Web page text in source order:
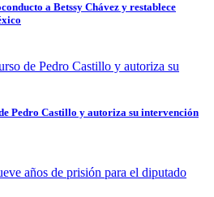
a Betssy Chávez y restablece
Pedro Castillo y autoriza su intervención